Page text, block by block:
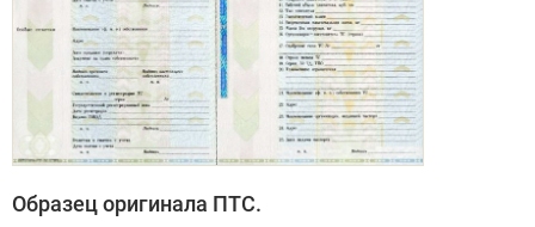
Образец оригинала ПТС.